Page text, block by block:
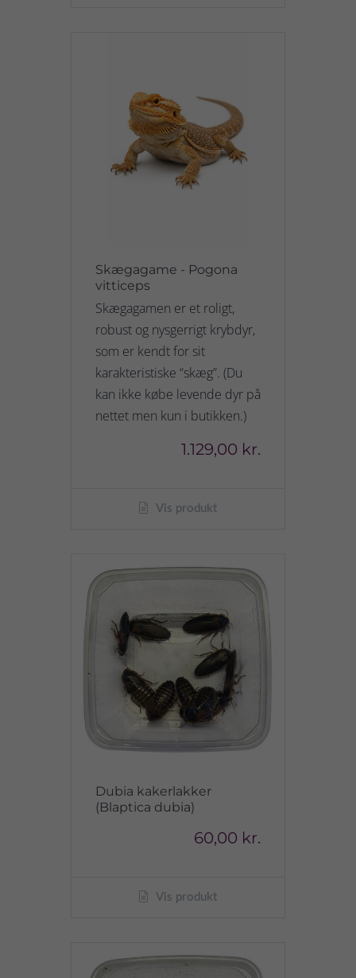
Skægagame - Pogona
vitticeps
Skægagamen er et roligt,
robust og nysgerrigt krybdyr,
som er kendt for sit
karakteristiske “skæg”. (Du
kan ikke købe levende dyr på
nettet men kun i butikken.)
1.129,00 kr.
Vis produkt
Dubia kakerlakker
(Blaptica dubia)
60,00 kr.
Vis produkt